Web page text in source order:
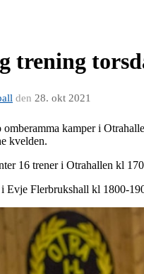
trening
den 28. okt 2021
omberamma kamper i
kvelden.
16 trener i Otrahallen kl
i Evje Flerbrukshall kl 1800-